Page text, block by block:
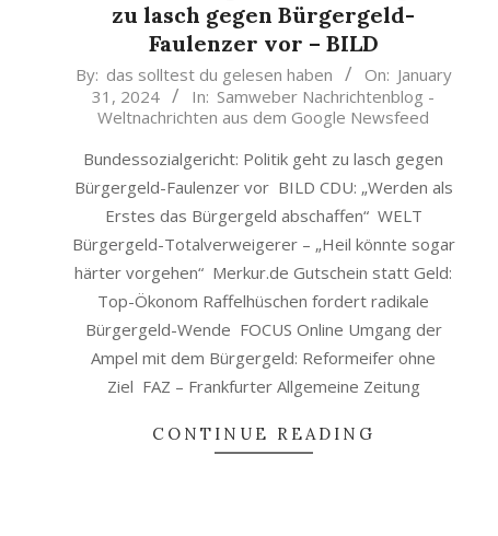
zu lasch gegen Bürgergeld-
Faulenzer vor – BILD
2024-
By: das solltest du gelesen haben On: January
31, 2024
In: Samweber Nachrichtenblog -
Weltnachrichten aus dem Google Newsfeed
Bundessozialgericht: Politik geht zu lasch gegen
Bürgergeld-Faulenzer vor BILD CDU: „Werden als
Erstes das Bürgergeld abschaffen“ WELT
Bürgergeld-Totalverweigerer – „Heil könnte sogar
härter vorgehen“ Merkur.de Gutschein statt Geld:
Top-Ökonom Raffelhüschen fordert radikale
Bürgergeld-Wende FOCUS Online Umgang der
Ampel mit dem Bürgergeld: Reformeifer ohne
Ziel FAZ – Frankfurter Allgemeine Zeitung
CONTINUE READING